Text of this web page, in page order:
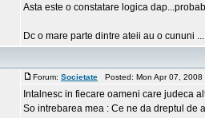
Asta este o constatare logica
Dc o mare parte dintre ateii au o cununi ...
Forum: Societate Posted: Mon Apr 07,
Intalnesc in fiecare oameni care judeca
So intrebarea mea : Ce ne da dreptul de